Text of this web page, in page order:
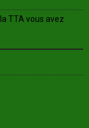
TTA vous avez